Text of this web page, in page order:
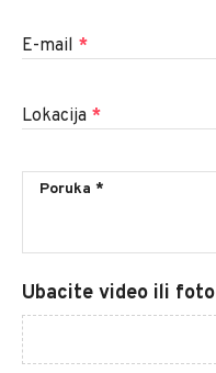
E-mail *
Lokacija *
Ubacite video ili foto